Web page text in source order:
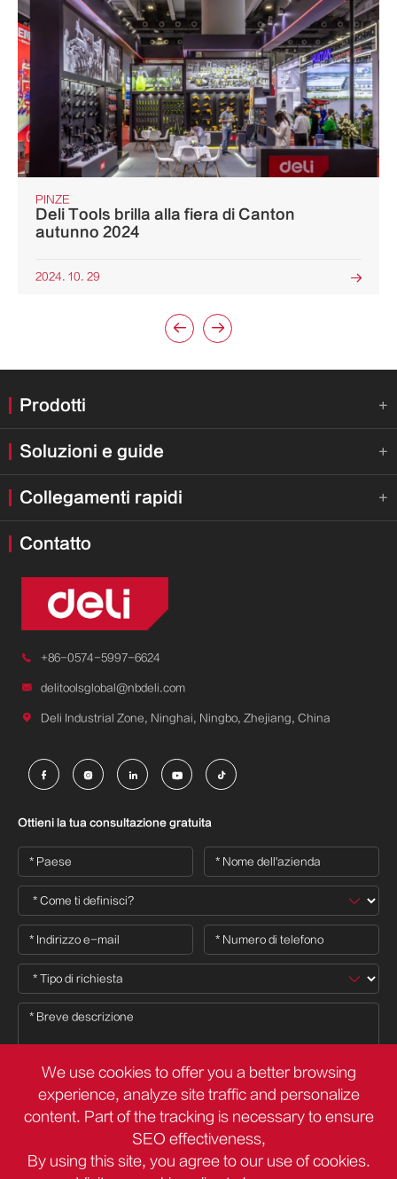
PINZE
Deli Tools brilla alla fiera di Canton
autunno 2024
2024. 10. 29 
 
Prodotti 
Soluzioni e guide 
Collegamenti rapidi 
Contatto
 +86-0574-5997-6624
 delitoolsglobal@nbdeli.com
 Deli Industrial Zone, Ninghai, Ningbo, Zhejiang, China
    
Ottieni la tua consultazione gratuita
We use cookies to offer you a better browsing
experience, analyze site traffic and personalize
content. Part of the tracking is necessary to ensure
SEO effectiveness,
By using this site, you agree to our use of cookies.